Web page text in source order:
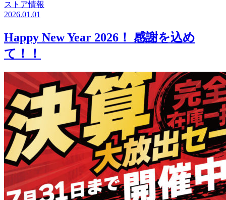
ストア情報
2026.01.01
Happy New Year 2026！ 感謝を込め
て！！